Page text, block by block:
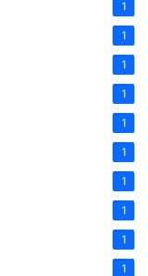
1
1
1
1
1
1
1
1
1
1